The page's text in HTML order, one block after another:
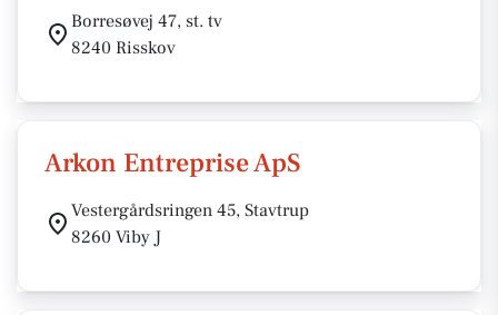
Borresøvej 47, st. tv
8240 Risskov
Arkon Entreprise ApS
Vestergårdsringen 45, Stavtrup
8260 Viby J